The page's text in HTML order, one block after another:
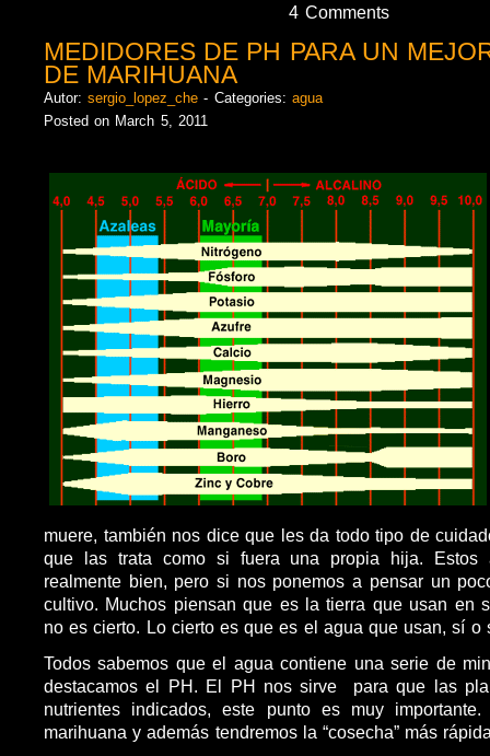
4 Comments
MEDIDORES DE PH PARA UN
DE MARIHUANA
Autor:sergio_lopez_che - Categories: agua
Posted on March 5, 2011
muere, también nos dice que les da todo tipo de
que las trata como si fuera una propia hija. Estos
realmente bien, pero si nos ponemos a pensar un
cultivo. Muchos piensan que es la tierra que usan en
no es cierto. Lo cierto es que es el agua que usan, sí o
Todos sabemos que el agua contiene una serie de
destacamos el PH. El PH nos sirve para que las
nutrientes indicados, este punto es muy importante.
marihuana y además tendremos la “cosecha” más